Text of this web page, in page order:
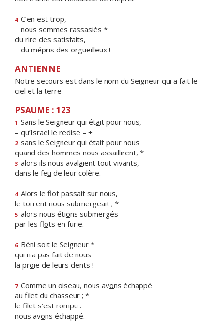
4 C’en est trop,
nous sommes rassasiés *
du rire des satisfaits,
du mépris des orgueilleux !
ANTIENNE
Notre secours est dans le nom du Seigneur qui a fait le
ciel et la terre.
PSAUME : 123
1 Sans le Seigneur qui était pour nous,
– qu’Israël le redise – +
2 sans le Seigneur qui était pour nous
quand des hommes nous assaillirent, *
3 alors ils nous avalaient tout vivants,
dans le feu de leur colère.
4 Alors le flot passait sur nous,
le torrent nous submergeait ; *
5 alors nous étions submergés
par les flots en furie.
6 Béni soit le Seigneur *
qui n’a pas fait de nous
la proie de leurs dents !
7 Comme un oiseau, nous avons échappé
au filet du chasseur ; *
le filet s’est rompu :
nous avons échappé.